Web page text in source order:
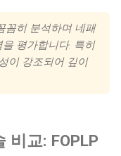
꼼히 분석하며 네패
평가합니다. 특히
이 강조되어 깊이
비교: FOPLP